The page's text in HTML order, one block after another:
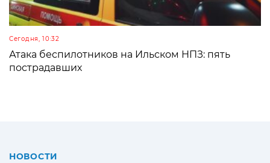
Сегодня, 10:32
Атака беспилотников на Ильском НПЗ: пять
пострадавших
НОВОСТИ